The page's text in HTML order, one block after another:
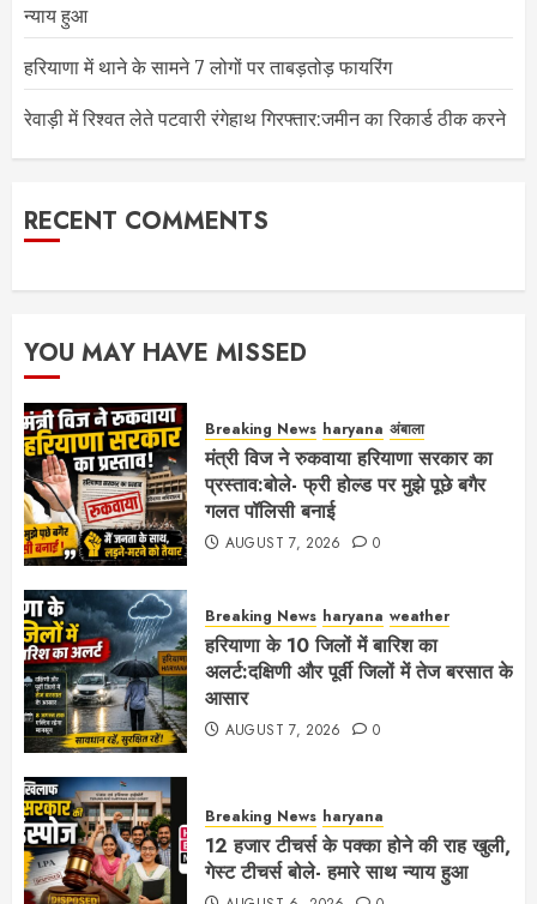
न्याय हुआ
हरियाणा में थाने के सामने 7 लोगों पर ताबड़तोड़ फायरिंग
रेवाड़ी में रिश्वत लेते पटवारी रंगेहाथ गिरफ्तार:जमीन का रिकार्ड ठीक करने
RECENT COMMENTS
YOU MAY HAVE MISSED
Breaking News haryana अंबाला
मंत्री विज ने रुकवाया हरियाणा सरकार का
प्रस्ताव:बोले- फ्री होल्ड पर मुझे पूछे बगैर
गलत पॉलिसी बनाई
AUGUST 7, 2026 0
Breaking News haryana weather
हरियाणा के 10 जिलों में बारिश का
अलर्ट:दक्षिणी और पूर्वी जिलों में तेज बरसात के
आसार
AUGUST 7, 2026 0
Breaking News haryana
12 हजार टीचर्स के पक्का होने की राह खुली,
गेस्ट टीचर्स बोले- हमारे साथ न्याय हुआ